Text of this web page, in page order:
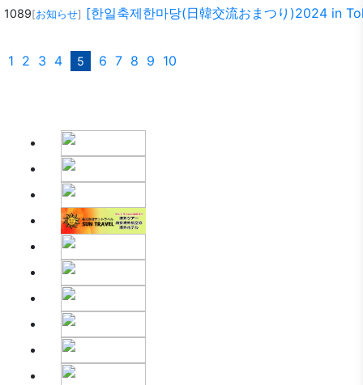
1089 [お知らせ] [한일축제한마당(日韓交流おまつり)2024 in
1 2 3 4 5 6 7 8 9 10